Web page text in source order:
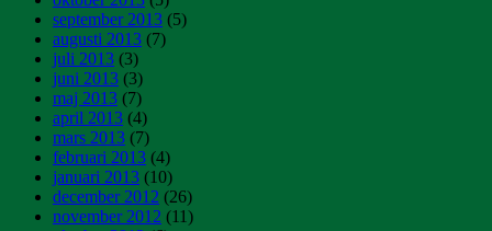
september 2013 (5)
augusti 2013 (7)
juli 2013 (3)
juni 2013 (3)
maj 2013 (7)
april 2013 (4)
mars 2013 (7)
februari 2013 (4)
januari 2013 (10)
december 2012 (26)
november 2012 (11)